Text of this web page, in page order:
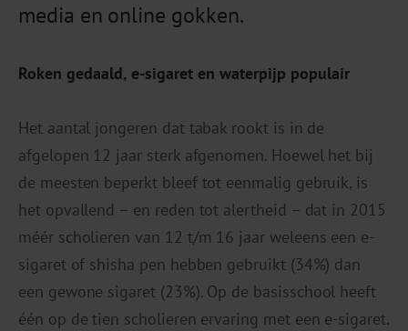
media en online gokken.
Roken gedaald, e-sigaret en waterpijp populair
Het aantal jongeren dat tabak rookt is in de
afgelopen 12 jaar sterk afgenomen. Hoewel het bij
de meesten beperkt bleef tot eenmalig gebruik, is
het opvallend – en reden tot alertheid – dat in 2015
méér scholieren van 12 t/m 16 jaar weleens een e-
sigaret of shisha pen hebben gebruikt (34%) dan
een gewone sigaret (23%). Op de basisschool heeft
één op de tien scholieren ervaring met een e-sigaret.